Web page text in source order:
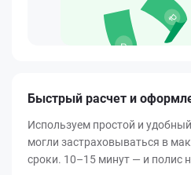
Быстрый расчет и
Используем простой и
могли застраховываться в
сроки. 10–15 минут — и полис